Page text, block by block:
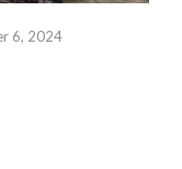
6, 2024